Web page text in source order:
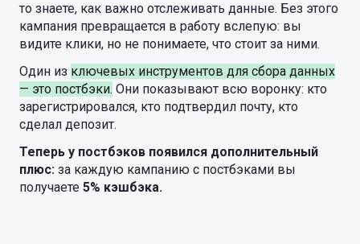
то знаете, как важно отслеживать данные. Без этого
кампания превращается в работу вслепую: вы
видите клики, но не понимаете, что стоит за ними.
Один из ключевых инструментов для сбора данных
— это постбэки. Они показывают всю воронку: кто
зарегистрировался, кто подтвердил почту, кто
сделал депозит.
Теперь у постбэков появился дополнительный
плюс: за каждую кампанию с постбэками вы
получаете 5% кэшбэка.